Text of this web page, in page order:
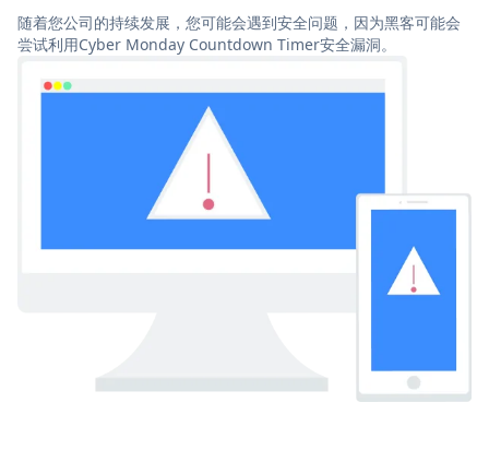
随着您公司的持续发展，您可能会遇到安全问题，因为黑客可能会
尝试利用Cyber Monday Countdown Timer安全漏洞。